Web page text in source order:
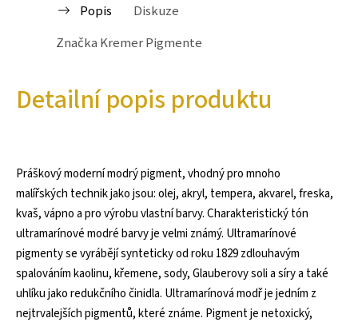
Popis
Diskuze
Značka Kremer Pigmente
Detailní popis produktu
Práškový moderní modrý pigment, vhodný pro mnoho
malířských technik jako jsou: olej, akryl, tempera, akvarel, freska,
kvaš, vápno a pro výrobu vlastní barvy. Charakteristický tón
ultramarínové modré barvy je velmi známý. Ultramarínové
pigmenty se vyrábějí synteticky od roku 1829 zdlouhavým
spalováním kaolinu, křemene, sody, Glauberovy soli a síry a také
uhlíku jako redukčního činidla. Ultramarínová modř je jedním z
nejtrvalejších pigmentů, které známe. Pigment je netoxický,